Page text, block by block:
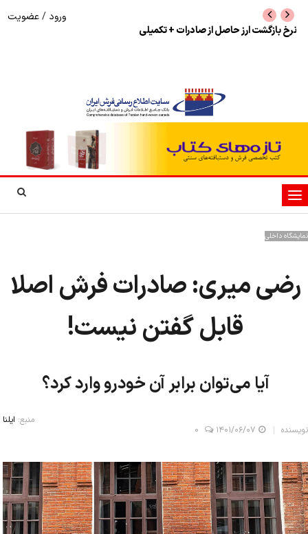
شوک به بازار هنر ملی؛ تعویق مبهم سی و سومین
ورود /عضویت
تغییر
وضعیت
نمایشگاه داخلی
رضی میری: صادرات فرش اصلا
قابل گفتن نیست!
آیا می‌توان برابر آن خودرو وارد کرد؟
نویسنده ۱۴۰۱/۰۶/۰۷ 0
منبع: ایلنا